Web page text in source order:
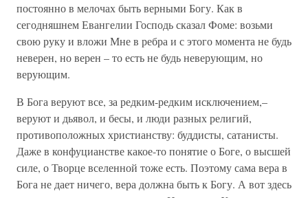
постоянно в мелочах быть верными Богу. Как в
сегодняшнем Евангелии Господь сказал Фоме: возьми
свою руку и вложи Мне в ребра и с этого момента не будь
неверен, но верен – то есть не будь неверующим, но
верующим.
В Бога веруют все, за редким-редким исключением,–
веруют и дьявол, и бесы, и люди разных религий,
противоположных христианству: буддисты, сатанисты.
Даже в конфуцианстве какое-то понятие о Боге, о высшей
силе, о Творце вселенной тоже есть. Поэтому сама вера в
Бога не дает ничего, вера должна быть к Богу. А вот здесь